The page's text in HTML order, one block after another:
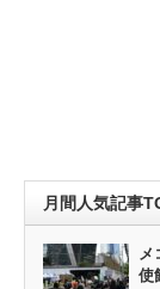
月間人気記事
使